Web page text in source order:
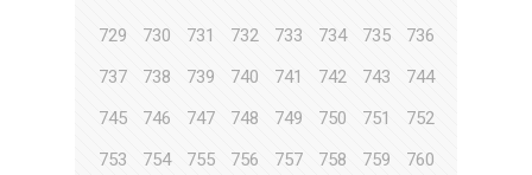
729
730 731 732 733 734 735
736
737
738 739 740 741 742 743
744
745
746 747 748 749 750 751
752
753
754 755 756 757 758 759
760